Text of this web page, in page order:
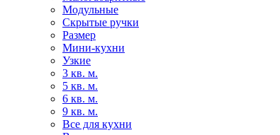
Модульные
Скрытые ручки
Размер
Мини-кухни
Узкие
3 кв. м.
5 кв. м.
6 кв. м.
9 кв. м.
Все для кухни